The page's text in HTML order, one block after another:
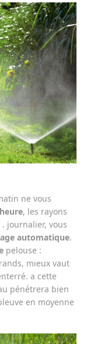
ne vous
heure, les rayons
journalier, vous
automatique.
pelouse :
mieux vaut
a cette
pénétrera bien
en moyenne